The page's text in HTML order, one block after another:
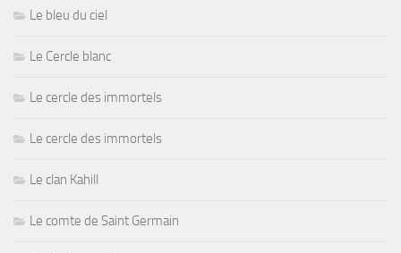
Le bleu du ciel
Le Cercle blanc
Le cercle des immortels
Le cercle des immortels
Le clan Kahill
Le comte de Saint Germain